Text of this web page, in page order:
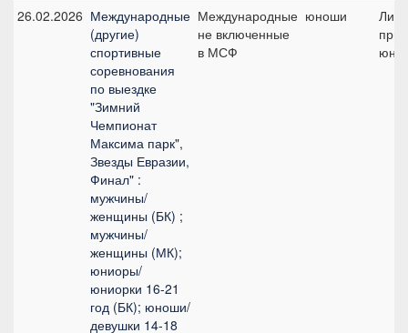
26.02.2026 Международные
(другие)
спортивные
соревнования
по выездке
"Зимний
Чемпионат
Максима парк",
Звезды Евразии,
Финал" :
мужчины/
женщины (БК) ;
мужчины/
женщины (МК);
юниоры/
юниорки 16-21
год (БК); юноши/
девушки 14-18
Международные
не включенные
в МСФ
юноши